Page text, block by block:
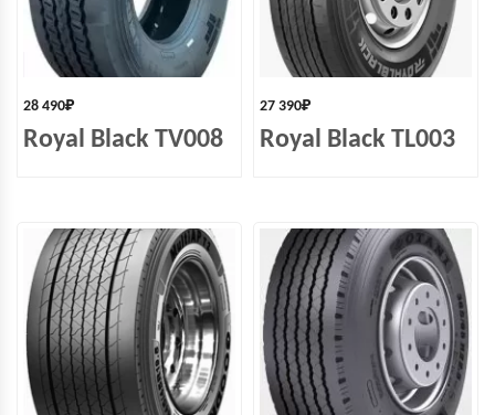
28 490₽
Royal Black TV008
27 390₽
Royal Black TL003